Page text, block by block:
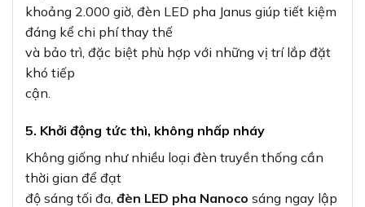
khoảng 2.000 giờ, đèn LED pha Janus giúp tiết kiệm
đáng kể chi phí thay thế
và bảo trì, đặc biệt phù hợp với những vị trí lắp đặt
khó tiếp
cận.
5. Khởi động tức thì, không nhấp nháy
Không giống như nhiều loại đèn truyền thống cần
thời gian để đạt
độ sáng tối đa, đèn LED pha Nanoco sáng ngay lập